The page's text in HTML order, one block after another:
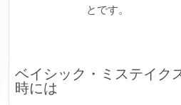
とです。
ベイシック・ミステイク
時には